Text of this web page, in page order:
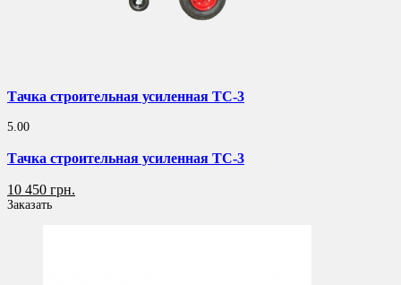
Тачка строительная усиленная ТС-3
5.00
Тачка строительная усиленная ТС-3
10 450 грн.
Заказать